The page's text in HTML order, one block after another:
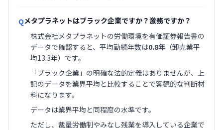
Qメタプラネットはブラック企業ですか？激務ですか？
株式会社メタプラネットの労働環境を有価証券報告書の
データで確認すると、平均勤続年数は0.8年 （卸売業平
均13.3年）です。
「ブラック企業」の明確な法的定義はありませんが、上
記のデータを業界平均と比較することで客観的な判断材
料になります。
データは業界平均と同程度の水準です。
ただし、裁量労働制やみなし残業を導入している企業で